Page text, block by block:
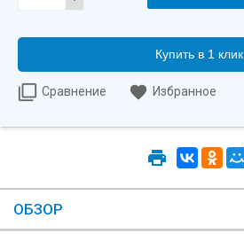
Купить в 1 клик
Сравнение Избранное
ОБЗОР